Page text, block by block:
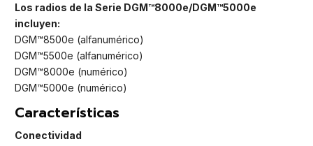
Los radios de la Serie DGM™8000e/DGM™5000e
incluyen:
DGM™8500e (alfanumérico)
DGM™5500e (alfanumérico)
DGM™8000e (numérico)
DGM™5000e (numérico)
Características
Conectividad